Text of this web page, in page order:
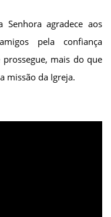
agradece aos
pela confiança
mais do que
missão da Igreja.